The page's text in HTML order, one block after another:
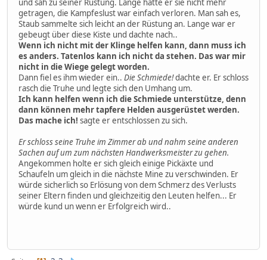
und sah zu seiner Rüstung. Lange hatte er sie nicht mehr
getragen, die Kampfeslust war einfach verloren. Man sah es,
Staub sammelte sich leicht an der Rüstung an. Lange war er
gebeugt über diese Kiste und dachte nach..
Wenn ich nicht mit der Klinge helfen kann, dann muss ich
es anders. Tatenlos kann ich nicht da stehen. Das war mir
nicht in die Wiege gelegt worden.
Dann fiel es ihm wieder ein.. Die Schmiede!dachte er. Er schloss
rasch die Truhe und legte sich den Umhang um.
Ich kann helfen wenn ich die Schmiede unterstütze, denn
dann können mehr tapfere Helden ausgerüstet werden.
Das mache ich! sagte er entschlossen zu sich.
Er schloss seine Truhe im Zimmer ab und nahm seine anderen
Sachen auf um zum nächsten Handwerksmeister zu gehen.
Angekommen holte er sich gleich einige Pickäxte und
Schaufeln um gleich in die nächste Mine zu verschwinden. Er
würde sicherlich so Erlösung von dem Schmerz des Verlusts
seiner Eltern finden und gleichzeitig den Leuten helfen... Er
würde kund un wenn er Erfolgreich wird..